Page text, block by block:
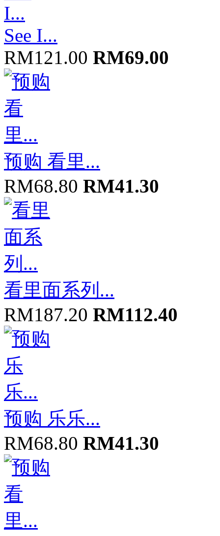
See I...
RM121.00 RM69.00
预购 看里...
RM68.80 RM41.30
看里面系列...
RM187.20 RM112.40
预购 乐乐...
RM68.80 RM41.30